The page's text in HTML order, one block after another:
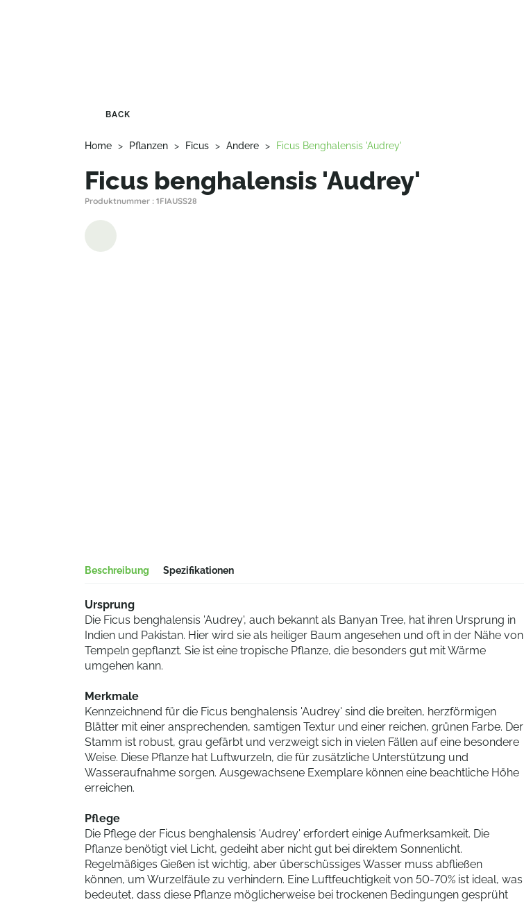
BACK
Home > Pflanzen > Ficus > Andere > Ficus Benghalensis 'Audrey'
Ficus benghalensis 'Audrey'
Produktnummer : 1FIAUSS28
Beschreibung Spezifikationen
Ursprung
Die Ficus benghalensis 'Audrey', auch bekannt als Banyan Tree, hat ihren Ursprung in
Indien und Pakistan. Hier wird sie als heiliger Baum angesehen und oft in der Nähe von
Tempeln gepflanzt. Sie ist eine tropische Pflanze, die besonders gut mit Wärme
umgehen kann.
Merkmale
Kennzeichnend für die Ficus benghalensis 'Audrey' sind die breiten, herzförmigen
Blätter mit einer ansprechenden, samtigen Textur und einer reichen, grünen Farbe. Der
Stamm ist robust, grau gefärbt und verzweigt sich in vielen Fällen auf eine besondere
Weise. Diese Pflanze hat Luftwurzeln, die für zusätzliche Unterstützung und
Wasseraufnahme sorgen. Ausgewachsene Exemplare können eine beachtliche Höhe
erreichen.
Pflege
Die Pflege der Ficus benghalensis 'Audrey' erfordert einige Aufmerksamkeit. Die
Pflanze benötigt viel Licht, gedeiht aber nicht gut bei direktem Sonnenlicht.
Regelmäßiges Gießen ist wichtig, aber überschüssiges Wasser muss abfließen
können, um Wurzelfäule zu verhindern. Eine Luftfeuchtigkeit von 50-70% ist ideal, was
bedeutet, dass diese Pflanze möglicherweise bei trockenen Bedingungen gesprüht